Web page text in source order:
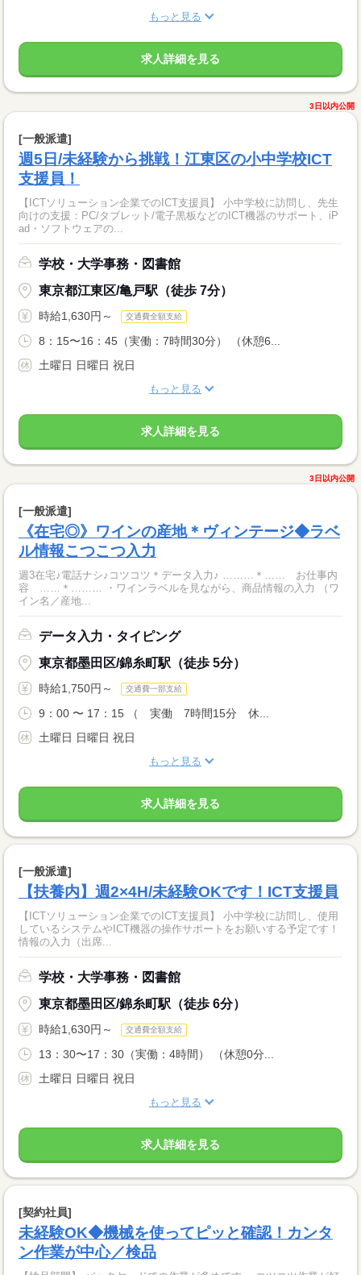
もっと見る
求人詳細を見る
3日以内公開
[一般派遣]
週5日/未経験から挑戦！江東区の小中学校ICT
支援員！
【ICTソリューション企業でのICT支援員】 小中学校に訪問し、先生
向けの支援：PC/タブレット/電子黒板などのICT機器のサポート、iP
ad・ソフトウェアの...
学校・大学事務・図書館
東京都江東区/亀戸駅（徒歩 7分）
時給1,630円～ 交通費全額支給
8：15〜16：45（実働：7時間30分） （休憩6...
土曜日 日曜日 祝日
もっと見る
求人詳細を見る
3日以内公開
[一般派遣]
《在宅◎》ワインの産地＊ヴィンテージ◆ラベ
ル情報こつこつ入力
週3在宅♪電話ナシ♪コツコツ＊データ入力♪ ………＊…… お仕事内
容 ……＊……… ・ワインラベルを見ながら、商品情報の入力 （ワ
イン名／産地...
データ入力・タイピング
東京都墨田区/錦糸町駅（徒歩 5分）
時給1,750円～ 交通費一部支給
9：00 〜 17：15 （ 実働 7時間15分 休...
土曜日 日曜日 祝日
もっと見る
求人詳細を見る
[一般派遣]
【扶養内】週2×4H/未経験OKです！ICT支援員
【ICTソリューション企業でのICT支援員】 小中学校に訪問し、使用
しているシステムやICT機器の操作サポートをお願いする予定です！
情報の入力（出席...
学校・大学事務・図書館
東京都墨田区/錦糸町駅（徒歩 6分）
時給1,630円～ 交通費全額支給
13：30〜17：30（実働：4時間） （休憩0分...
土曜日 日曜日 祝日
もっと見る
求人詳細を見る
[契約社員]
未経験OK◆機械を使ってピッと確認！カンタ
ン作業が中心／検品